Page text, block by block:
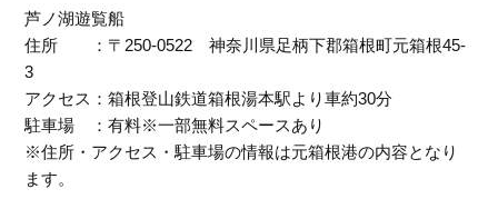
芦ノ湖遊覧船
住所 ：〒250-0522 神奈川県足柄下郡箱根町元箱根45-
3
アクセス：箱根登山鉄道箱根湯本駅より車約30分
駐車場 ：有料※一部無料スペースあり
※住所・アクセス・駐車場の情報は元箱根港の内容となり
ます。